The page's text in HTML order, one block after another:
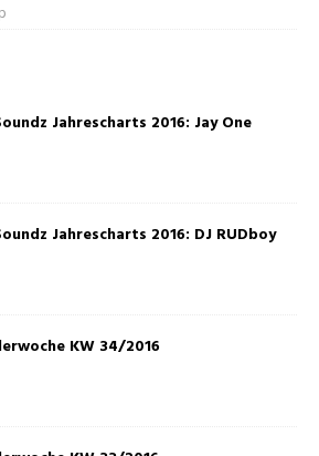
Jahrescharts 2016: Jay One
Jahrescharts 2016: DJ RUDboy
KW 34/2016